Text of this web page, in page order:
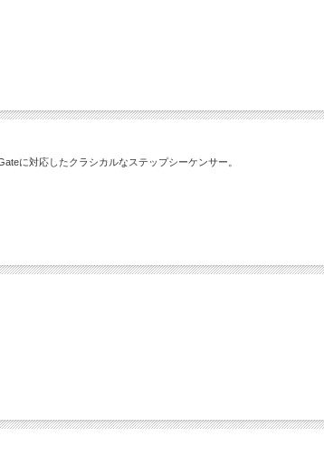
に対応したクラシカルなステップシーケンサー。